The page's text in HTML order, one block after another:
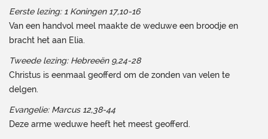
Eerste lezing: 1 Koningen 17,10-16
Van een handvol meel maakte de weduwe een broodje en
bracht het aan Elia.
Tweede lezing: Hebreeën 9,24-28
Christus is eenmaal geofferd om de zonden van velen te
delgen.
Evangelie: Marcus 12,38-44
Deze arme weduwe heeft het meest geofferd.